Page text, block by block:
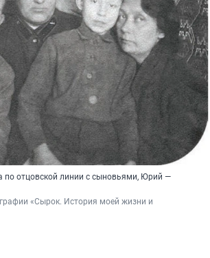
по отцовской линии с сыновьями, Юрий —
«Сырок. История моей жизни и